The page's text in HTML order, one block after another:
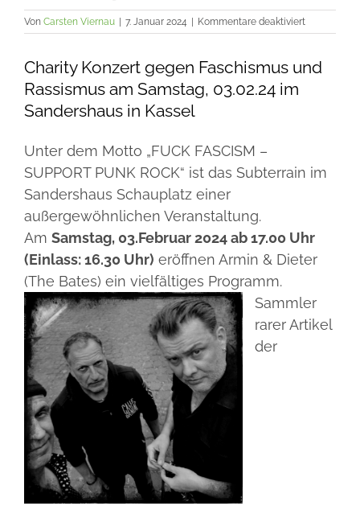
5 Fragen
Businesspartner
Termine
Von Carsten Viernau 7. Januar 2024 Kommentare deaktiviertfür
Konzert
Faschismus
Charity Konzert gegen Faschismus und
Rassismus am Samstag, 03.02.24 im
Sandershaus in Kassel
Unter dem Motto „FUCK FASCISM –
SUPPORT PUNK ROCK“ ist das Subterrain im
Sandershaus Schauplatz einer
außergewöhnlichen Veranstaltung.
Am Samstag, 03.Februar 2024 ab 17.00 Uhr
(Einlass: 16.30 Uhr) eröffnen Armin & Dieter
(The Bates) ein vielfältiges Programm.
Sammler
rarer Artikel
der